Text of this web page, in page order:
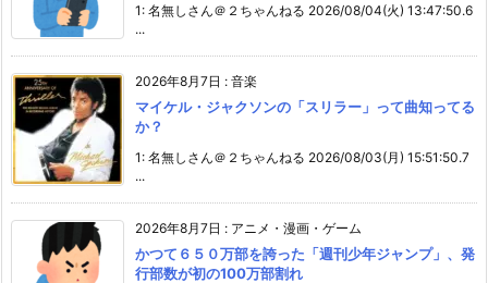
1: 名無しさん＠２ちゃんねる 2026/08/04(火) 13:47:50.6
...
2026年8月7日 : 音楽
マイケル・ジャクソンの「スリラー」って曲知ってる
か？
1: 名無しさん＠２ちゃんねる 2026/08/03(月) 15:51:50.7
...
2026年8月7日 : アニメ・漫画・ゲーム
かつて６５０万部を誇った「週刊少年ジャンプ」、発
行部数が初の100万部割れ